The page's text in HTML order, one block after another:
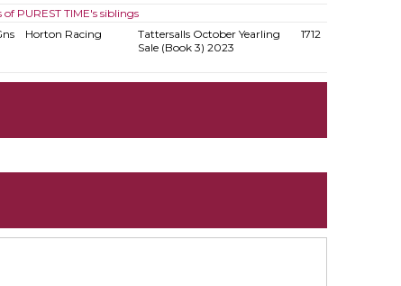
of PUREST TIME's siblings
Horton Racing
Tattersalls October Yearling
Sale (Book 3) 2023
1712